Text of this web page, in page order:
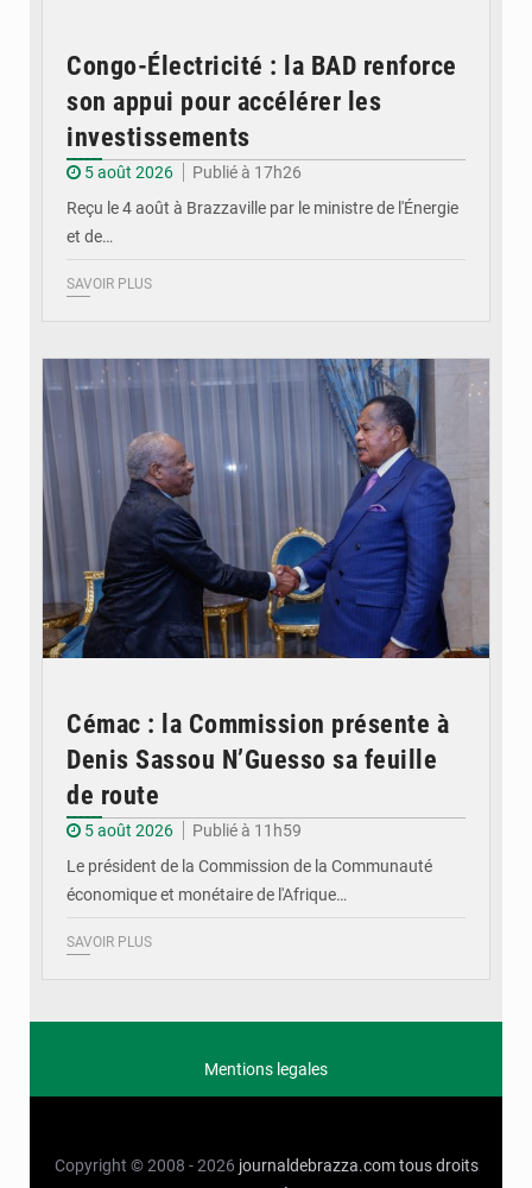
Congo-Électricité : la BAD renforce
son appui pour accélérer les
investissements
5 août 2026
Publié à 17h26
Reçu le 4 août à Brazzaville par le ministre de l'Énergie
et de…
SAVOIR PLUS
Cémac : la Commission présente à
Denis Sassou N’Guesso sa feuille
de route
5 août 2026
Publié à 11h59
Le président de la Commission de la Communauté
économique et monétaire de l'Afrique…
SAVOIR PLUS
Mentions legales
Copyright © 2008 - 2026 journaldebrazza.com tous droits